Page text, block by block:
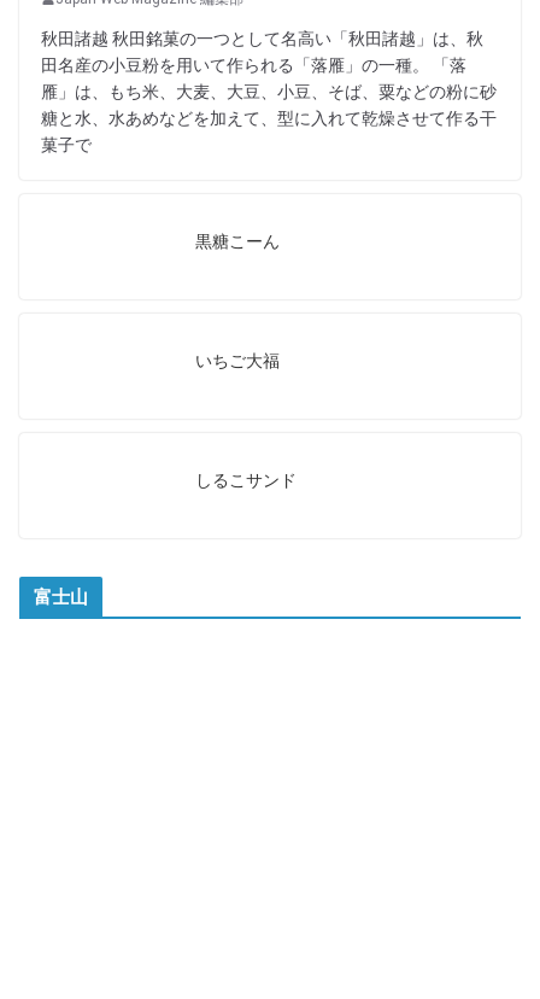
秋田諸越 秋田銘菓の一つとして名高い「秋田諸越」は、秋
田名産の小豆粉を用いて作られる「落雁」の一種。 「落
雁」は、もち米、大麦、大豆、小豆、そば、粟などの粉に砂
糖と水、水あめなどを加えて、型に入れて乾燥させて作る干
菓子で
黒糖こーん
いちご大福
しるこサンド
富士山